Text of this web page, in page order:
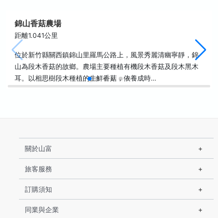
錦山香菇農場
距離1.041公里
位於新竹縣關西鎮錦山里羅馬公路上，風景秀麗清幽寧靜，錦
山為段木香菇的故鄉。農場主要種植有機段木香菇及段木黑木
耳。以相思樹段木種植的生鮮香菇，依養成時…
關於山富
旅客服務
訂購須知
同業與企業